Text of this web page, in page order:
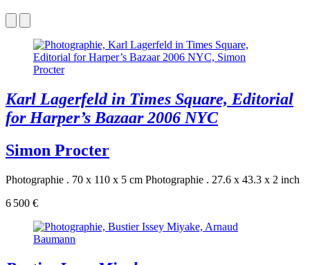
Karl Lagerfeld in Times Square, Editorial
for Harper’s Bazaar 2006 NYC
Simon Procter
Photographie . 70 x 110 x 5 cm Photographie . 27.6 x 43.3 x 2 inch
6 500 €